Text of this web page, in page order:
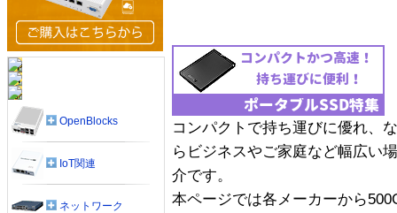
コンパクトで持ち運びに優れ、
らビジネスやご家庭など幅広い
介です。
本ページでは各メーカーから
OpenBlocks
IoT関連
ネットワーク